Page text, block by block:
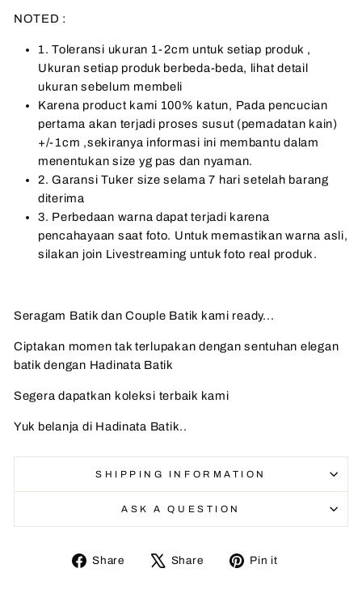
NOTED :
1. Toleransi ukuran 1-2cm untuk setiap produk ,
Ukuran setiap produk berbeda-beda, lihat detail
ukuran sebelum membeli
Karena product kami 100% katun, Pada pencucian
pertama akan terjadi proses susut (pemadatan kain)
+/-1cm ,sekiranya informasi ini membantu dalam
menentukan size yg pas dan nyaman.
2. Garansi Tuker size selama 7 hari setelah barang
diterima
3. Perbedaan warna dapat terjadi karena
pencahayaan saat foto. Untuk memastikan warna asli,
silakan join Livestreaming untuk foto real produk.
Seragam Batik dan Couple Batik kami ready...
Ciptakan momen tak terlupakan dengan sentuhan elegan
batik dengan Hadinata Batik
Segera dapatkan koleksi terbaik kami
Yuk belanja di Hadinata Batik..
SHIPPING INFORMATION
ASK A QUESTION
Share
Share
Share
Tweet Pin it